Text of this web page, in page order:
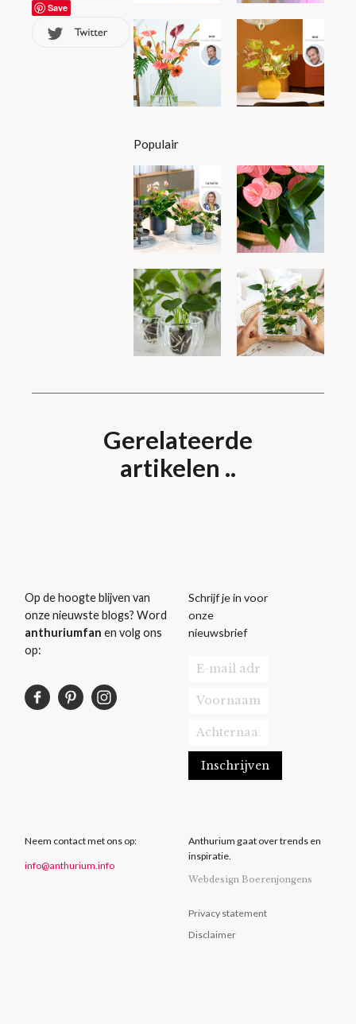
Save
Populair
Gerelateerde
artikelen ..
Op de hoogte blijven van
onze nieuwste blogs? Word
anthuriumfan en volg ons
op:
Schrijf je in voor
onze
nieuwsbrief
Neem contact met ons op:
info@anthurium.info
Anthurium gaat over trends en
inspiratie.
Webdesign Boerenjongens
Privacy statement
Disclaimer